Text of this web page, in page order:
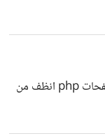
[@Mustafa_Suleiman] لكن تبدو صفحات php انظف من